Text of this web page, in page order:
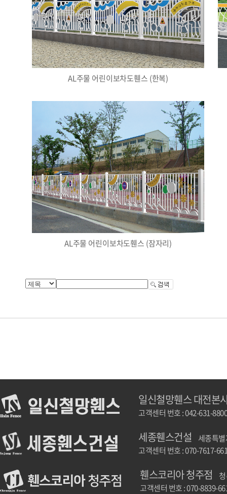
AL주물 어린이보차도휀스 (한복)
AL주물 어린이보차도휀스 (잠자리)
일신철망휀스 대전본
고객센터 번호 : 042-631-8800
세종휀스건설
세종특
고객센터 번호 : 070-7617-
휀스코리아 청주점
고객센터 번호 : 070-8839-